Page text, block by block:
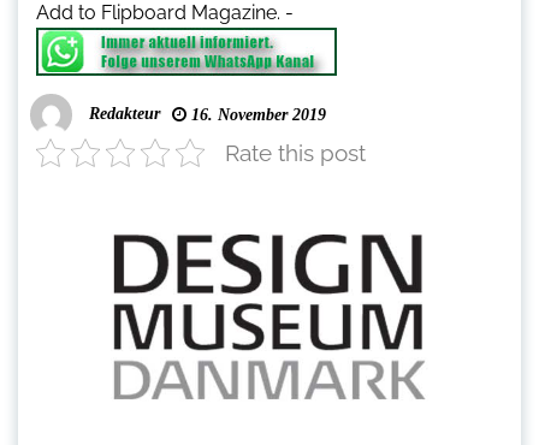
Add to Flipboard Magazine. -
Redakteur 16. November 2019
Rate this post